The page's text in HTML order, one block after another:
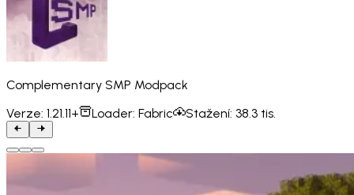
Complementary SMP Modpack
Verze: 1.21.11+ Loader: Fabric Stažení: 38.3 tis.